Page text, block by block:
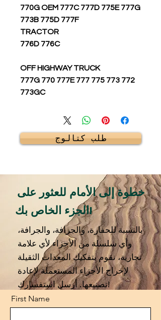
770G OEM 777C 777D 775E 777G
773B 775D 777F
TRACTOR
776D 776C
OFF HIGHWAY TRUCK
772 777G 770 777E 777 775 773
773GC
طلب كتالوج
خطوة إلى الأمام للعثور على
الجزء الخاص بك!
بالنسبة للحفارة، والجرافة، والجرافة،
وأي سلسلة من الأجزاء لأي علامة
تجارية، نقوم بتفكيك المعدات الثقيلة
لإخراج الأجزاء المستعملة لإعادة
تصنيعها. أرسل استفسارك!
First Name